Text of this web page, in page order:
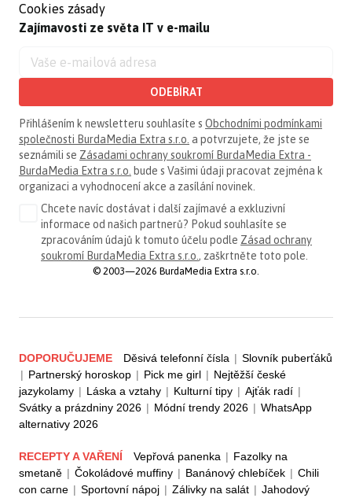
Cookies zásady
Zajímavosti ze světa IT v e-mailu
ODEBÍRAT
Přihlášením k newsletteru souhlasíte s Obchodními podmínkami
společnosti BurdaMedia Extra s.r.o. a potvrzujete, že jste se
seznámili se Zásadami ochrany soukromí BurdaMedia Extra -
BurdaMedia Extra s.r.o. bude s Vašimi údaji pracovat zejména k
organizaci a vyhodnocení akce a zasílání novinek.
Chcete navíc dostávat i další zajímavé a exkluzivní
informace od našich partnerů? Pokud souhlasíte se
zpracováním údajů k tomuto účelu podle Zásad ochrany
soukromí BurdaMedia Extra s.r.o. , zaškrtněte toto pole.
© 2003—2026 BurdaMedia Extra s.r.o.
DOPORUČUJEME Děsivá telefonní čísla | Slovník puberťáků
| Partnerský horoskop | Pick me girl | Nejtěžší české
jazykolamy | Láska a vztahy | Kulturní tipy | Ajťák radí |
Svátky a prázdniny 2026 | Módní trendy 2026 | WhatsApp
alternativy 2026
RECEPTY A VAŘENÍ Vepřová panenka | Fazolky na
smetaně | Čokoládové muffiny | Banánový chlebíček | Chili
con carne | Sportovní nápoj | Zálivky na salát | Jahodový